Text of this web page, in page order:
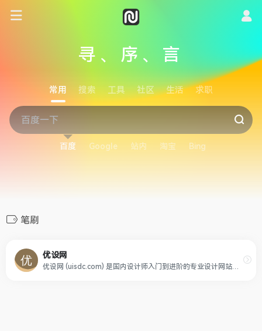
寻、序、言
常用 搜索 工具 社区 生活 求职
百度 Google 站内 淘宝 Bing
笔刷
优设网